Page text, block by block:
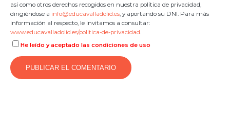
así como otros derechos recogidos en nuestra política de privacidad,
dirigiéndose a info@educavalladolid.es, y aportando su DNI. Para más
información al respecto, le invitamos a consultar:
www.educavalladolid.es/politica-de-privacidad.
He leído y aceptado las condiciones de uso